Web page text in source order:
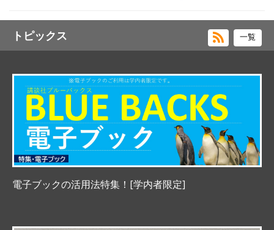
一覧
トピックス
電子ブックの活用法特集！[学内者限定]